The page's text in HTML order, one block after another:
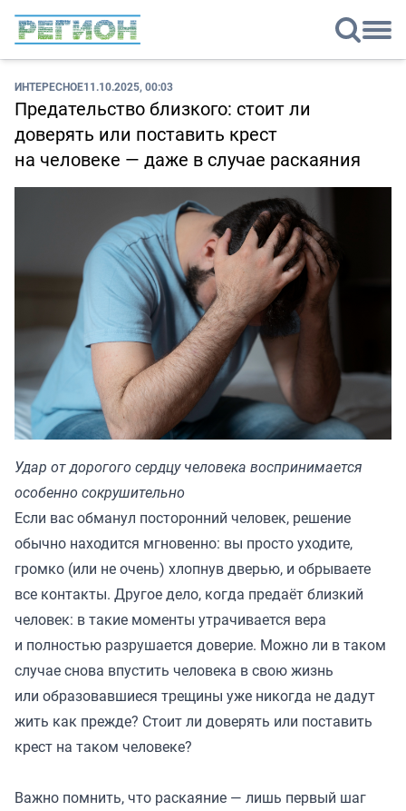
ИНТЕРЕСНОЕ11.10.2025, 00:03
Предательство близкого: стоит ли
доверять или поставить крест
на человеке — даже в случае раскаяния
Удар от дорогого сердцу человека воспринимается
особенно сокрушительно
Если вас обманул посторонний человек, решение
обычно находится мгновенно: вы просто уходите,
громко (или не очень) хлопнув дверью, и обрываете
все контакты. Другое дело, когда предаёт близкий
человек: в такие моменты утрачивается вера
и полностью разрушается доверие. Можно ли в таком
случае снова впустить человека в свою жизнь
или образовавшиеся трещины уже никогда не дадут
жить как прежде? Стоит ли доверять или поставить
крест на таком человеке?
Важно помнить, что раскаяние — лишь первый шаг